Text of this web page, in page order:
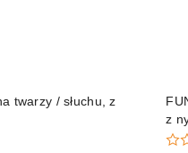
twarzy / słuchu, z
z